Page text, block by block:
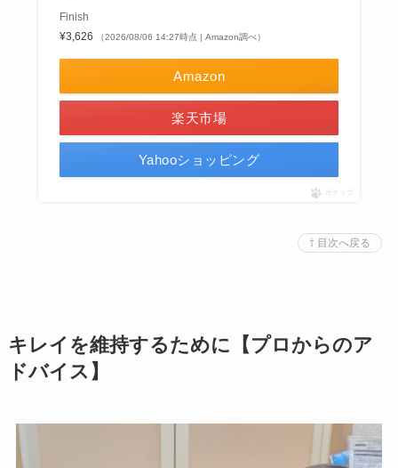
Finish
¥3,626
（2026/08/06 14:27時点 | Amazon調べ）
Amazon
楽天市場
Yahooショッピング
ポチップ
⇧ 目次へ戻る
キレイを維持するために【プロからのア
ドバイス】